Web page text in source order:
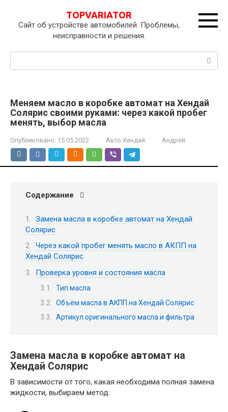
контенту
TOPVARIATOR
Сайт об устройстве автомобилей. Проблемы,
неисправности и решения.
Поиск:
Меняем масло в коробке автомат на Хендай
Солярис своими руками: через какой пробег
менять, выбор масла
Опубликовано: 15.05.2022 Авто Хендай Андрей
Содержание
Замена масла в коробке автомат на Хендай
Солярис
Через какой пробег менять масло в АКПП на
Хендай Солярис
Проверка уровня и состояния масла
Тип масла
Объём масла в АКПП на Хендай Солярис
Артикул оригинального масла и фильтра
Замена масла в коробке автомат на
Хендай Солярис
В зависимости от того, какая необходима полная замена
жидкости, выбираем метод: